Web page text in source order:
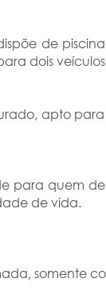
de
dois
apto
para quem
de vida.
somente